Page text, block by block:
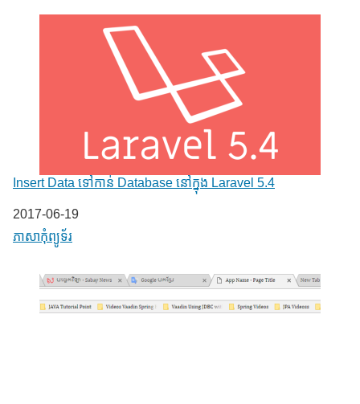
Insert Data ទៅកាន់ Database នៅក្នុង Laravel 5.4
Date
2017-06-19
In relation to
ភាសា​កុំព្យូទ័រ